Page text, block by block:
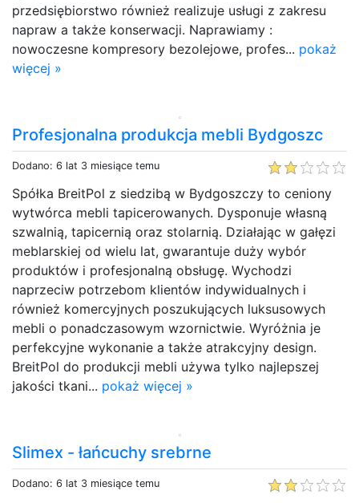
przedsiębiorstwo również realizuje usługi z zakresu
napraw a także konserwacji. Naprawiamy :
nowoczesne kompresory bezolejowe, profes... pokaż
więcej »
Profesjonalna produkcja mebli Bydgoszc
Dodano: 6 lat 3 miesiące temu
Spółka BreitPol z siedzibą w Bydgoszczy to ceniony
wytwórca mebli tapicerowanych. Dysponuje własną
szwalnią, tapicernią oraz stolarnią. Działając w gałęzi
meblarskiej od wielu lat, gwarantuje duży wybór
produktów i profesjonalną obsługę. Wychodzi
naprzeciw potrzebom klientów indywidualnych i
również komercyjnych poszukujących luksusowych
mebli o ponadczasowym wzornictwie. Wyróżnia je
perfekcyjne wykonanie a także atrakcyjny design.
BreitPol do produkcji mebli używa tylko najlepszej
jakości tkani... pokaż więcej »
Slimex - łańcuchy srebrne
Dodano: 6 lat 3 miesiące temu